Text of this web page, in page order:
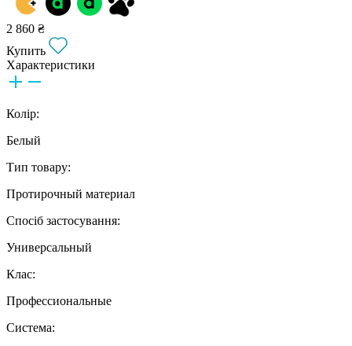
2 860 ₴
Купить
Характеристики
Колір:
Белый
Тип товару:
Протирочный материал
Спосіб застосування:
Универсальный
Клас:
Профессиональные
Система: